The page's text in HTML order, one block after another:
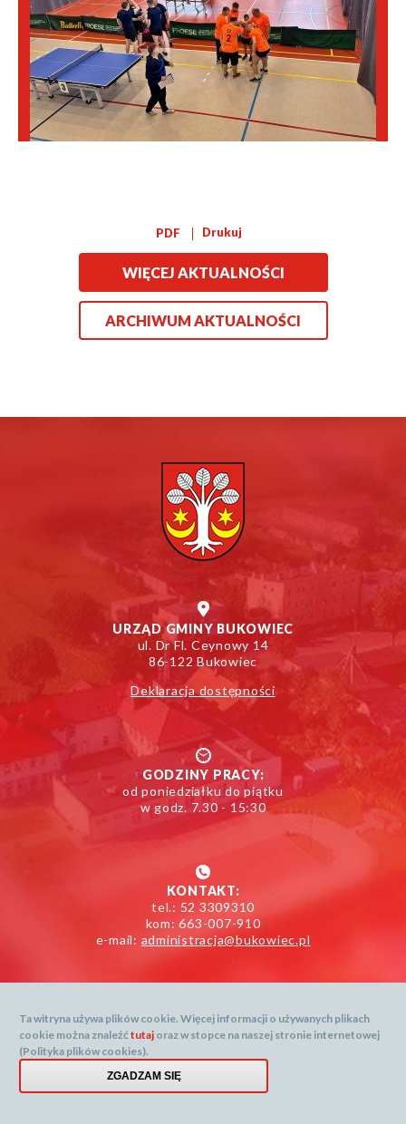
PDF Drukuj
WIĘCEJ AKTUALNOŚCI
ARCHIWUM AKTUALNOŚCI
URZĄD GMINY BUKOWIEC
ul. Dr Fl. Ceynowy 14
86-122 Bukowiec
Deklaracja dostępności
GODZINY PRACY:
od poniedziałku do piątku
w godz. 7.30 - 15:30
KONTAKT:
tel.: 52 3309310
kom: 663-007-910
e-mail: administracja@bukowiec.pl
Menu
Mapa serwisu
Dane prognozy dostarcza: openweathermap.org
Created by
Ta witryna używa plików cookie. Więcej informacji o używanych plikach
cookie można znaleźćtutaj oraz w stopce na naszej stronie internetowej
(Polityka plików cookies).
ZGADZAM SIĘ